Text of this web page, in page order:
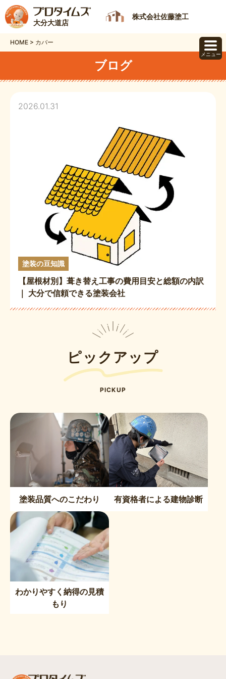
大分大道店
株式会社佐藤塗工
HOME > カバー
ブログ
2026.01.31
塗装の豆知識
【屋根材別】葺き替え工事の費用目安と総額の内訳
｜ 大分で信頼できる塗装会社
ピックアップ
PICKUP
塗装品質へのこだわり 有資格者による建物診断
わかりやすく納得の見積
もり
メニュー